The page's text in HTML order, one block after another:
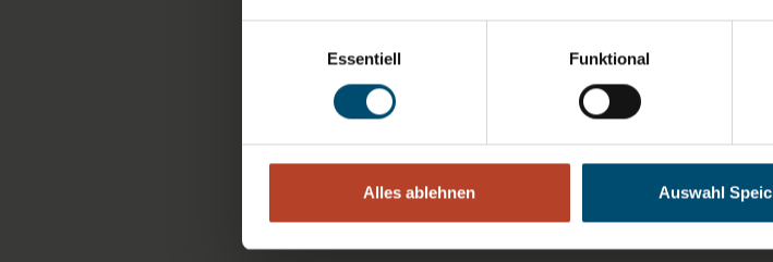
Essentiell
Funktional
Alles ablehnen Auswahl